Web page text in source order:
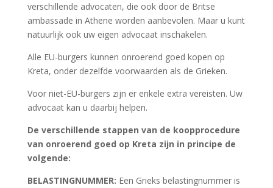
verschillende advocaten, die ook door de Britse
ambassade in Athene worden aanbevolen. Maar u kunt
natuurlijk ook uw eigen advocaat inschakelen.
Alle EU-burgers kunnen onroerend goed kopen op
Kreta, onder dezelfde voorwaarden als de Grieken.
Voor niet-EU-burgers zijn er enkele extra vereisten. Uw
advocaat kan u daarbij helpen.
De verschillende stappen van de koopprocedure
van onroerend goed op Kreta zijn in principe de
volgende:
BELASTINGNUMMER: Een Grieks belastingnummer is